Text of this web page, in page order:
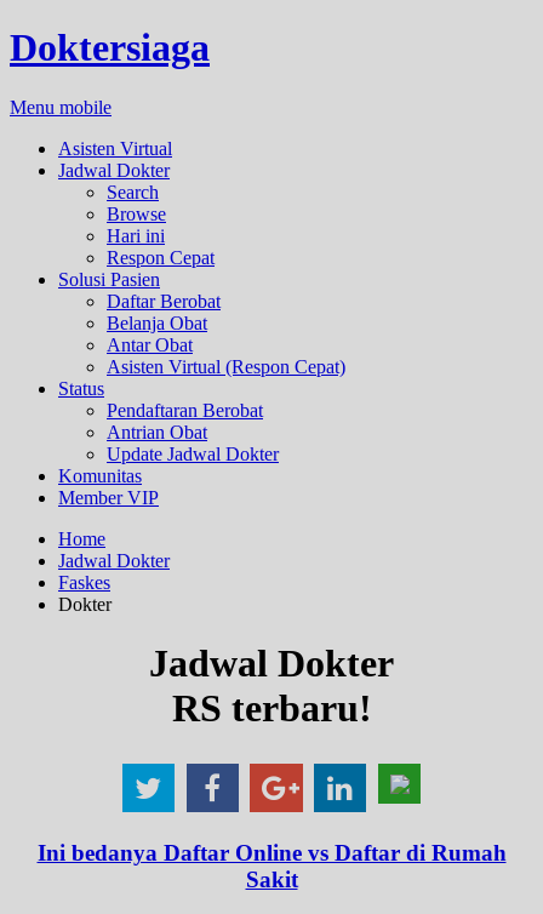
Doktersiaga
Menu mobile
Asisten Virtual
Jadwal Dokter
Search
Browse
Hari ini
Respon Cepat
Solusi Pasien
Daftar Berobat
Belanja Obat
Antar Obat
Asisten Virtual (Respon Cepat)
Status
Pendaftaran Berobat
Antrian Obat
Update Jadwal Dokter
Komunitas
Member VIP
Home
Jadwal Dokter
Faskes
Dokter
Jadwal Dokter
RS terbaru!
Ini bedanya Daftar Online vs Daftar di Rumah
Sakit